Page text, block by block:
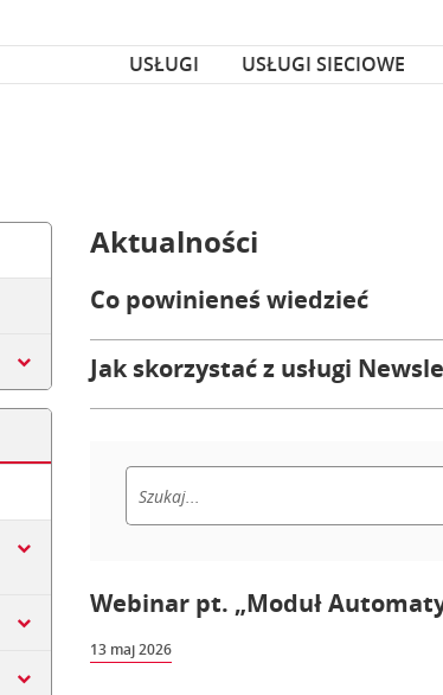
czcionka
USŁUGI
USŁUGI SIECIOWE
Aktualności
Co powinieneś wiedzieć
Jak skorzystać z usługi
Webinar pt. „Moduł
13 maj 2026